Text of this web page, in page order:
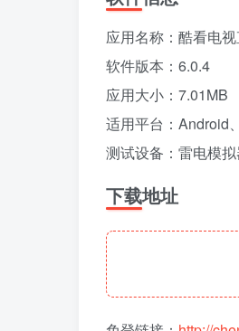
应用名称：酷看电
软件版本：6.0.4
应用大小：7.01MB
适用平台：Android
测试设备：雷电模
下载地址